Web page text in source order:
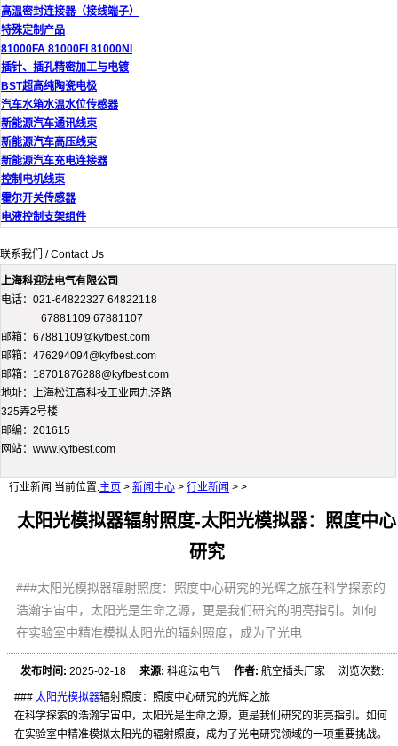
高温密封连接器（接线端子）
特殊定制产品
81000FA 81000FI 81000NI
插针、插孔精密加工与电镀
BST超高纯陶瓷电极
汽车水箱水温水位传感器
新能源汽车通讯线束
新能源汽车高压线束
新能源汽车充电连接器
控制电机线束
霍尔开关传感器
电液控制支架组件
联系我们 / Contact Us
上海科迎法电气有限公司
电话：021-64822327 64822118
67881109 67881107
邮箱：67881109@kyfbest.com
邮箱：476294094@kyfbest.com
邮箱：18701876288@kyfbest.com
地址：上海松江高科技工业园九泾路
325弄2号楼
邮编：201615
网站：www.kyfbest.com
行业新闻 当前位置:主页 > 新闻中心 > 行业新闻 > >
太阳光模拟器辐射照度-太阳光模拟器：照度中心
研究
###太阳光模拟器辐射照度：照度中心研究的光辉之旅在科学探索的
浩瀚宇宙中，太阳光是生命之源，更是我们研究的明亮指引。如何
在实验室中精准模拟太阳光的辐射照度，成为了光电
发布时间: 2025-02-18来源: 科迎法电气作者: 航空插头厂家 浏览次数:
### 太阳光模拟器辐射照度：照度中心研究的光辉之旅
在科学探索的浩瀚宇宙中，太阳光是生命之源，更是我们研究的明亮指引。如何
在实验室中精准模拟太阳光的辐射照度，成为了光电研究领域的一项重要挑战。